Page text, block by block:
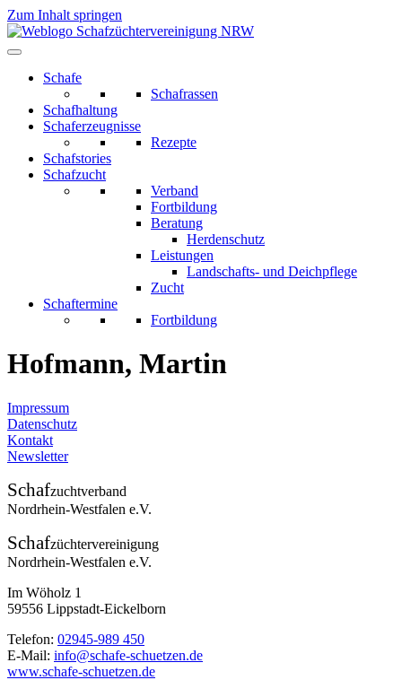
Zum Inhalt springen
Schafe
Schafrassen
Schafhaltung
Schaferzeugnisse
Rezepte
Schafstories
Schafzucht
Verband
Fortbildung
Beratung
Herdenschutz
Leistungen
Landschafts- und Deichpflege
Zucht
Schaftermine
Fortbildung
Hofmann, Martin
Impressum
Datenschutz
Kontakt
Newsletter
Schafzuchtverband
Nordrhein-Westfalen e.V.
Schafzüchtervereinigung
Nordrhein-Westfalen e.V.
Im Wöholz 1
59556 Lippstadt-Eickelborn
Telefon: 02945-989 450
E-Mail: info@schafe-schuetzen.de
www.schafe-schuetzen.de